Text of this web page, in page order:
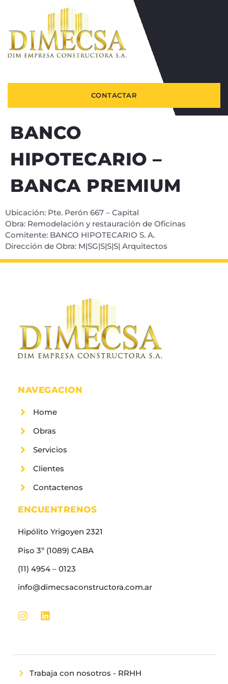
CONTACTAR
BANCO
HIPOTECARIO –
BANCA PREMIUM
Ubicación: Pte. Perón 667 – Capital
Obra: Remodelación y restauración de Oficinas
Comitente: BANCO HIPOTECARIO S. A.
Dirección de Obra: M|SG|S|S|S| Arquitectos
NAVEGACION
Home
Obras
Servicios
Clientes
Contactenos
ENCUENTRENOS
Hipólito Yrigoyen 2321
Piso 3º (1089) CABA
(11) 4954 – 0123
info@dimecsaconstructora.com.ar
Trabaja con nosotros - RRHH